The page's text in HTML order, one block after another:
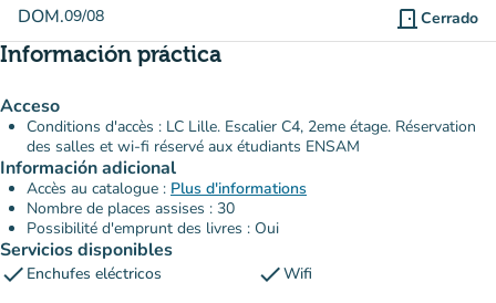
DOM.09/08 door_front Cerrado
Información práctica
Acceso
Conditions d'accès : LC Lille. Escalier C4, 2eme étage. Réservation
des salles et wi-fi réservé aux étudiants ENSAM
Información adicional
Accès au catalogue : Plus d'informations
Nombre de places assises : 30
Possibilité d'emprunt des livres : Oui
Servicios disponibles
check Enchufes eléctricos checkWifi